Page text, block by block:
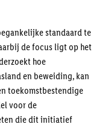
standaard te
de focus ligt op het
hoe
en beweiding, kan
toekomstbestendige
voor de
die dit initiatief